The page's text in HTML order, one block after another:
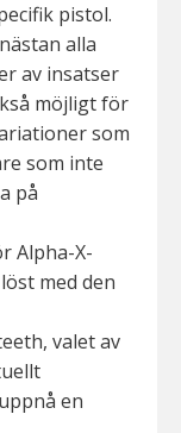
pistol.
alla
av insatser
möjligt för
som
som inte
på
Alpha-X-
med den
valet av
en